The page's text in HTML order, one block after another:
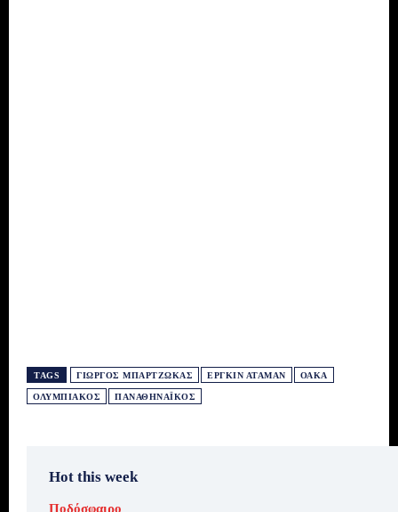
TAGS ΓΙΏΡΓΟΣ ΜΠΑΡΤΖΏΚΑΣ ΕΡΓΚΊΝ ΑΤΑΜΆΝ ΟΑΚΑ
ΟΛΥΜΠΙΑΚΌΣ ΠΑΝΑΘΗΝΑΪΚΌΣ
Hot this week
Ποδόσφαιρο